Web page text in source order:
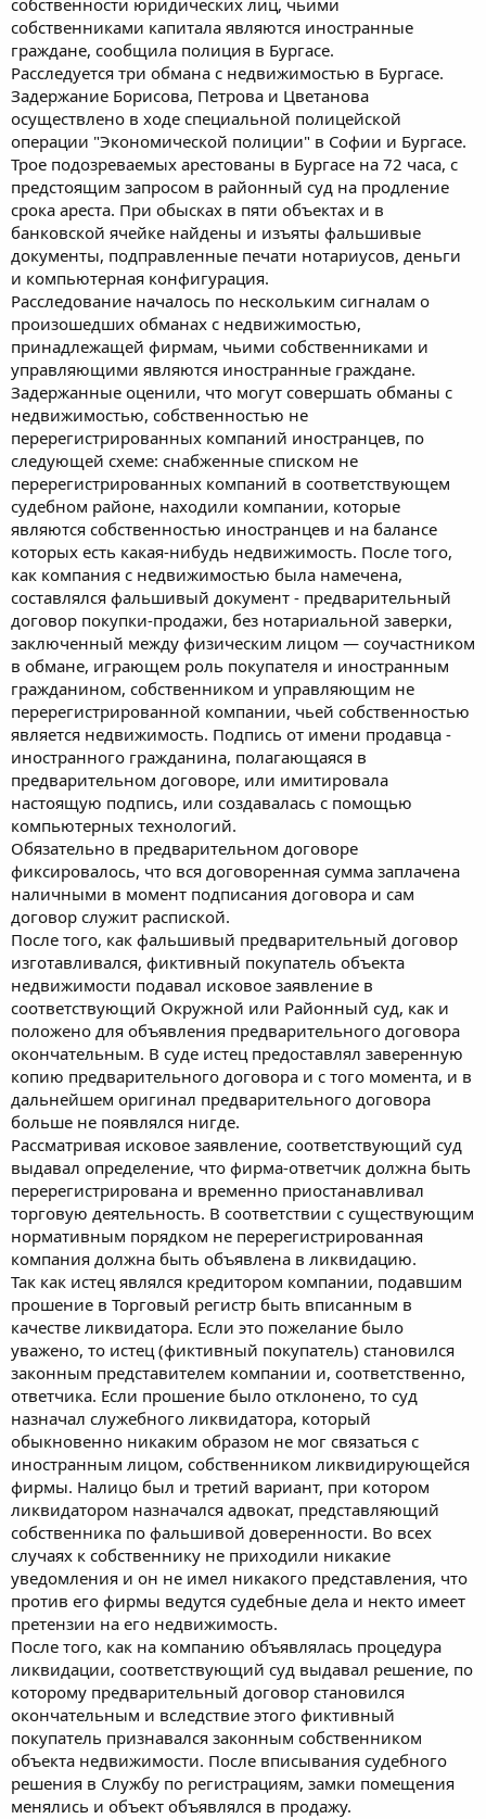
собственности юридических лиц, чьими
собственниками капитала являются иностранные
граждане, сообщила полиция в Бургасе.
Расследуется три обмана с недвижимостью в Бургасе.
Задержание Борисова, Петрова и Цветанова
осуществлено в ходе специальной полицейской
операции "Экономической полиции" в Софии и Бургасе.
Трое подозреваемых арестованы в Бургасе на 72 часа, с
предстоящим запросом в районный суд на продление
срока ареста. При обысках в пяти объектах и в
банковской ячейке найдены и изъяты фальшивые
документы, подправленные печати нотариусов, деньги
и компьютерная конфигурация.
Расследование началось по нескольким сигналам о
произошедших обманах с недвижимостью,
принадлежащей фирмам, чьими собственниками и
управляющими являются иностранные граждане.
Задержанные оценили, что могут совершать обманы с
недвижимостью, собственностью не
перерегистрированных компаний иностранцев, по
следующей схеме: снабженные списком не
перерегистрированных компаний в соответствующем
судебном районе, находили компании, которые
являются собственностью иностранцев и на балансе
которых есть какая-нибудь недвижимость. После того,
как компания с недвижимостью была намечена,
составлялся фальшивый документ - предварительный
договор покупки-продажи, без нотариальной заверки,
заключенный между физическим лицом — соучастником
в обмане, играющем роль покупателя и иностранным
гражданином, собственником и управляющим не
перерегистрированной компании, чьей собственностью
является недвижимость. Подпись от имени продавца -
иностранного гражданина, полагающаяся в
предварительном договоре, или имитировала
настоящую подпись, или создавалась с помощью
компьютерных технологий.
Обязательно в предварительном договоре
фиксировалось, что вся договоренная сумма заплачена
наличными в момент подписания договора и сам
договор служит распиской.
После того, как фальшивый предварительный договор
изготавливался, фиктивный покупатель объекта
недвижимости подавал исковое заявление в
соответствующий Окружной или Районный суд, как и
положено для объявления предварительного договора
окончательным. В суде истец предоставлял заверенную
копию предварительного договора и с того момента, и в
дальнейшем оригинал предварительного договора
больше не появлялся нигде.
Рассматривая исковое заявление, соответствующий суд
выдавал определение, что фирма-ответчик должна быть
перерегистрирована и временно приостанавливал
торговую деятельность. В соответствии с существующим
нормативным порядком не перерегистрированная
компания должна быть объявлена в ликвидацию.
Так как истец являлся кредитором компании, подавшим
прошение в Торговый регистр быть вписанным в
качестве ликвидатора. Если это пожелание было
уважено, то истец (фиктивный покупатель) становился
законным представителем компании и, соответственно,
ответчика. Если прошение было отклонено, то суд
назначал служебного ликвидатора, который
обыкновенно никаким образом не мог связаться с
иностранным лицом, собственником ликвидирующейся
фирмы. Налицо был и третий вариант, при котором
ликвидатором назначался адвокат, представляющий
собственника по фальшивой доверенности. Во всех
случаях к собственнику не приходили никакие
уведомления и он не имел никакого представления, что
против его фирмы ведутся судебные дела и некто имеет
претензии на его недвижимость.
После того, как на компанию объявлялась процедура
ликвидации, соответствующий суд выдавал решение, по
которому предварительный договор становился
окончательным и вследствие этого фиктивный
покупатель признавался законным собственником
объекта недвижимости. После вписывания судебного
решения в Службу по регистрациям, замки помещения
менялись и объект объявлялся в продажу.